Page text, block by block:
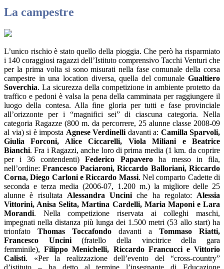
La campestre
L’unico rischio è stato quello della pioggia. Che però ha risparmiato
i 140 coraggiosi ragazzi dell’Istituto comprensivo Tacchi Venturi che
per la prima volta si sono misurati nella fase comunale della corsa
campestre in una location diversa, quella del comunale Gualtiero
Soverchia. La sicurezza della competizione in ambiente protetto da
traffico e pedoni è valsa la pena della camminata per raggiungere il
luogo della contesa. Alla fine gloria per tutti e fase provinciale
all’orizzonte per i “magnifici sei” di ciascuna categoria. Nella
categoria Ragazze (800 m. da percorrere, 25 alunne classe 2008-09
al via) si è imposta Agnese Verdinelli davanti a: Camilla Sparvoli,
Giulia Forconi, Alice Ciccarelli, Viola Miliani e Beatrice
Bianchi. Fra i Ragazzi, anche loro di prima media (1 km. da coprire
per i 36 contendenti)Federico Papaveroha messo in fila,
nell’ordine:Francesco Paciaroni, Riccardo Balloriani, Riccardo
Corna, Diego Carloni e Riccardo Massi. Nel comparto Cadette di
seconda e terza media (2006-07, 1.200 m.) la migliore delle 25
alunne è risultata Alessandra Uncini che ha regolato: Alessia
Vittorini, Anisa Selita, Martina Cardelli, Maria Maponi e Lara
Morandi. Nella competizione riservata ai colleghi maschi,
impegnati nella distanza più lunga dei 1.500 metri (53 allo start) ha
trionfato Thomas Toccafondo davanti a Tommaso Riatti,
Francesco Uncini(fratello della vincitrice della gara
femminile),Filippo Menichelli, Riccardo Francucci e Vittorio
Calisti. «Per la realizzazione dell’evento del “cross-country”